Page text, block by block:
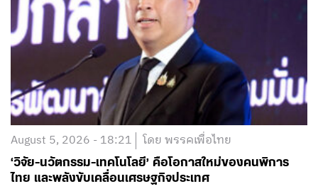
August 5, 2026 - 18:21 โดย พรรคเพื่อไทย
‘วิจัย-นวัตกรรม-เทคโนโลยี’ คือโอกาสใหม่ของคนพิการ
ไทย และพลังขับเคลื่อนเศรษฐกิจประเทศ